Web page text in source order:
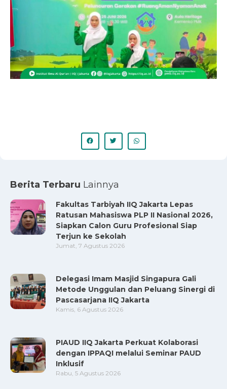
Berita Terbaru Lainnya
Fakultas Tarbiyah IIQ Jakarta Lepas
Ratusan Mahasiswa PLP II Nasional 2026,
Siapkan Calon Guru Profesional Siap
Terjun ke Sekolah
Jumat, 7 Agustus 2026
Delegasi Imam Masjid Singapura Gali
Metode Unggulan dan Peluang Sinergi di
Pascasarjana IIQ Jakarta
Kamis, 6 Agustus 2026
PIAUD IIQ Jakarta Perkuat Kolaborasi
dengan IPPAQI melalui Seminar PAUD
Inklusif
Rabu, 5 Agustus 2026